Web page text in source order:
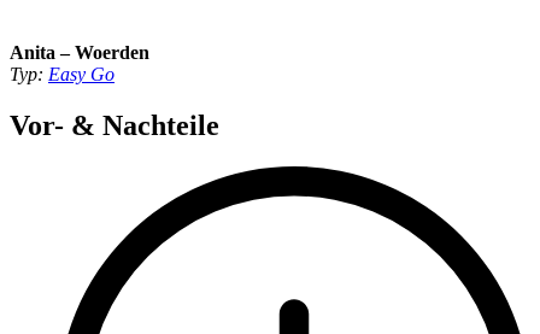
Anita – Woerden
Typ: Easy Go
Vor- & Nachteile